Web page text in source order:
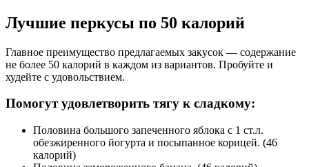
Лучшие перкусы по 50 калорий
Главное преимущество предлагаемых закусок — содержание
не более 50 калорий в каждом из вариантов. Пробуйте и
худейте с удовольствием.
Помогут удовлетворить тягу к сладкому:
Половина большого запеченного яблока с 1 ст.л.
обезжиренного йогурта и посыпанное корицей. (46
калорий)